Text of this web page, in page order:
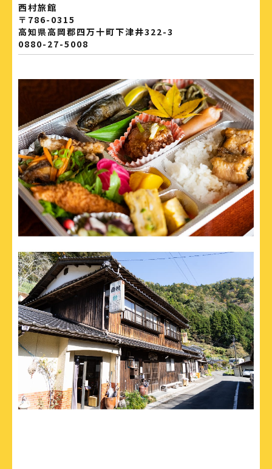
西村旅館
〒786-0315
高知県高岡郡四万十町下津井322-3
0880-27-5008